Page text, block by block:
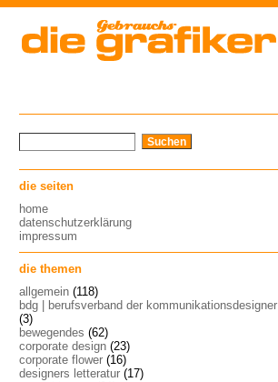
die seiten
home
datenschutzerklärung
impressum
die themen
allgemein (118)
bdg | berufsverband der kommunikationsdesigner
(3)
bewegendes (62)
corporate design (23)
corporate flower (16)
designers letteratur (17)